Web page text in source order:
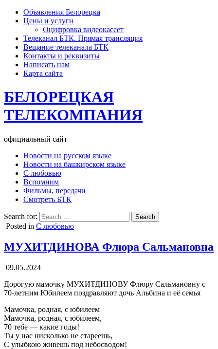
Объявления Белорецка
Цены и услуги
Оцифровка видеокассет
Телеканал БТК. Прямая трансляция
Вещание телеканала БТК
Контакты и реквизиты
Написать нам
Карта сайта
БЕЛОРЕЦКАЯ
ТЕЛЕКОМПАНИЯ
официальный сайт
Новости на русском языке
Новости на башкирском языке
С любовью
Вспомним
Фильмы, передачи
Смотреть БТК
Search for:
Posted in С любовью
МУХИТДИНОВА Флюра Сальмановна
09.05.2024
Дорогую мамочку МУХИТДИНОВУ Флюру Сальмановну с
70-летним Юбилеем поздравляют дочь Альбина и её семья
Мамочка, родная, с юбилеем
Мамочка, родная, с юбилеем,
70 тебе — какие годы!
Ты у нас нисколько не стареешь,
С улыбкою живешь под небосводом!